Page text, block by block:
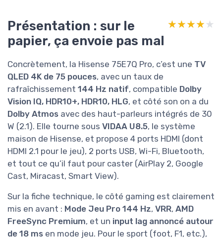
Présentation : sur le
papier, ça envoie pas mal
★★★★★
★★★★★
Concrètement, la Hisense 75E7Q Pro, c’est une TV
QLED 4K de 75 pouces, avec un taux de
rafraîchissement 144 Hz natif, compatible Dolby
Vision IQ, HDR10+, HDR10, HLG, et côté son on a du
Dolby Atmos avec des haut-parleurs intégrés de 30
W (2.1). Elle tourne sous VIDAA U8.5, le système
maison de Hisense, et propose 4 ports HDMI (dont
HDMI 2.1 pour le jeu), 2 ports USB, Wi-Fi, Bluetooth,
et tout ce qu’il faut pour caster (AirPlay 2, Google
Cast, Miracast, Smart View).
Sur la fiche technique, le côté gaming est clairement
mis en avant : Mode Jeu Pro 144 Hz, VRR, AMD
FreeSync Premium, et un input lag annoncé autour
de 18 ms en mode jeu. Pour le sport (foot, F1, etc.),